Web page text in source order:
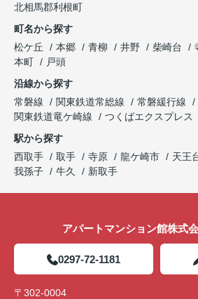
北相馬郡利根町
町名から探す
松ケ丘
本郷 青柳 井野 柴崎台
本町
戸頭
沿線から探す
常磐線
関東鉄道常総線 常磐緩行線
関東鉄道竜ケ崎線
つくばエクスプレス
駅から探す
西取手
取手 寺原 龍ケ崎市 天王
我孫子
牛久 新取手
アパートマンション館株式
0297-72-1181
〒302-0004